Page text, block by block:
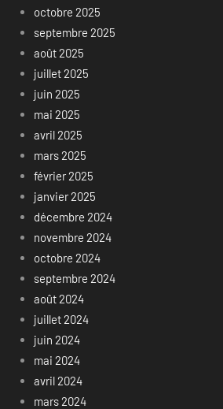
octobre 2025
septembre 2025
août 2025
juillet 2025
juin 2025
mai 2025
avril 2025
mars 2025
février 2025
janvier 2025
décembre 2024
novembre 2024
octobre 2024
septembre 2024
août 2024
juillet 2024
juin 2024
mai 2024
avril 2024
mars 2024